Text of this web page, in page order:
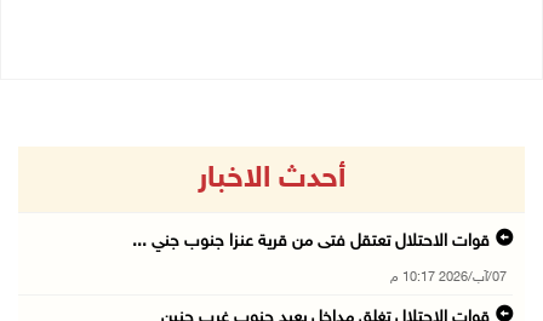
أحدث الاخبار
قوات الاحتلال تعتقل فتى من قرية عنزا جنوب جني ...
07/آب/2026 10:17 م